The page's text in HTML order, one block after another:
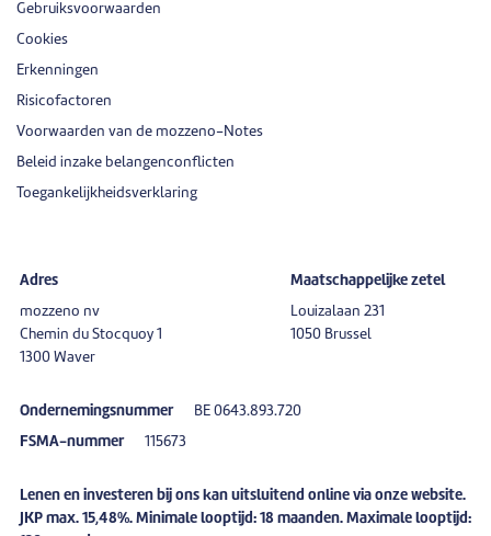
Gebruiksvoorwaarden
Cookies
Erkenningen
Risicofactoren
Voorwaarden van de mozzeno-Notes
Beleid inzake belangenconflicten
Toegankelijkheidsverklaring
Adres
mozzeno nv
Chemin du Stocquoy 1
1300 Waver
Maatschappelijke zetel
Louizalaan 231
1050 Brussel
Ondernemingsnummer BE 0643.893.720
FSMA-nummer 115673
Lenen en investeren bij ons kan uitsluitend online via onze website.
JKP max. 15,48%. Minimale looptijd: 18 maanden. Maximale looptijd: